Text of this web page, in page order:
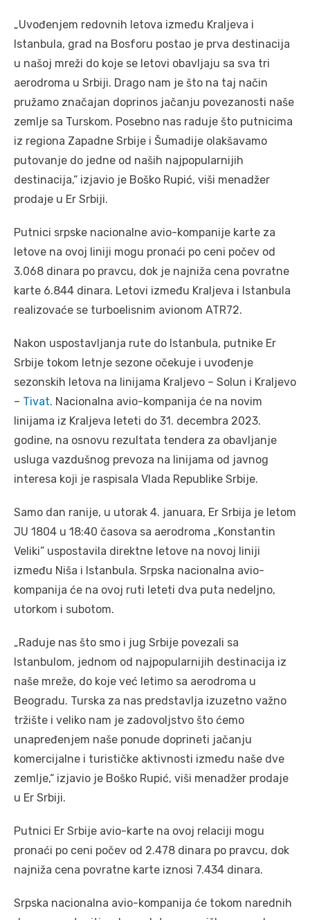
„Uvođenjem redovnih letova između Kraljeva i
Istanbula, grad na Bosforu postao je prva destinacija
u našoj mreži do koje se letovi obavljaju sa sva tri
aerodroma u Srbiji. Drago nam je što na taj način
pružamo značajan doprinos jačanju povezanosti naše
zemlje sa Turskom. Posebno nas raduje što putnicima
iz regiona Zapadne Srbije i Šumadije olakšavamo
putovanje do jedne od naših najpopularnijih
destinacija,“ izjavio je Boško Rupić, viši menadžer
prodaje u Er Srbiji.
Putnici srpske nacionalne avio-kompanije karte za
letove na ovoj liniji mogu pronaći po ceni počev od
3.068 dinara po pravcu, dok je najniža cena povratne
karte 6.844 dinara. Letovi između Kraljeva i Istanbula
realizovaće se turboelisnim avionom ATR72.
Nakon uspostavljanja rute do Istanbula, putnike Er
Srbije tokom letnje sezone očekuje i uvođenje
sezonskih letova na linijama Kraljevo – Solun i Kraljevo
– Tivat. Nacionalna avio-kompanija će na novim
linijama iz Kraljeva leteti do 31. decembra 2023.
godine, na osnovu rezultata tendera za obavljanje
usluga vazdušnog prevoza na linijama od javnog
interesa koji je raspisala Vlada Republike Srbije.
Samo dan ranije, u utorak 4. januara, Er Srbija je letom
JU 1804 u 18:40 časova sa aerodroma „Konstantin
Veliki” uspostavila direktne letove na novoj liniji
između Niša i Istanbula. Srpska nacionalna avio-
kompanija će na ovoj ruti leteti dva puta nedeljno,
utorkom i subotom.
„Raduje nas što smo i jug Srbije povezali sa
Istanbulom, jednom od najpopularnijih destinacija iz
naše mreže, do koje već letimo sa aerodroma u
Beogradu. Turska za nas predstavlja izuzetno važno
tržište i veliko nam je zadovoljstvo što ćemo
unapređenjem naše ponude doprineti jačanju
komercijalne i turističke aktivnosti između naše dve
zemlje,“ izjavio je Boško Rupić, viši menadžer prodaje
u Er Srbiji.
Putnici Er Srbije avio-karte na ovoj relaciji mogu
pronaći po ceni počev od 2.478 dinara po pravcu, dok
najniža cena povratne karte iznosi 7.434 dinara.
Srpska nacionalna avio-kompanija će tokom narednih